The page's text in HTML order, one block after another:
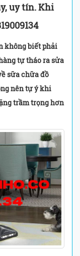
uy tín. Khi
không biết phải
tự tháo ra sửa
sữa chữa đồ
nên tự ý khi
trầm trọng hơn